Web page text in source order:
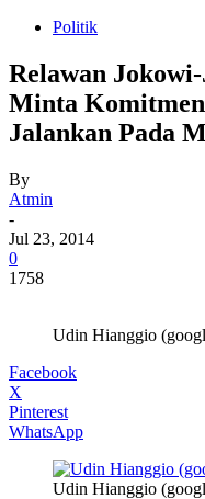
Politik
Relawan
Minta
Jalankan Pada
By
Atmin
-
Jul 23, 2014
0
1758
Udin Hianggio
Facebook
X
Pinterest
WhatsApp
Udin Hianggio